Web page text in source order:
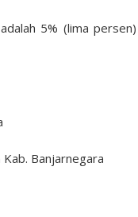
5% (lima
Banjarnegara